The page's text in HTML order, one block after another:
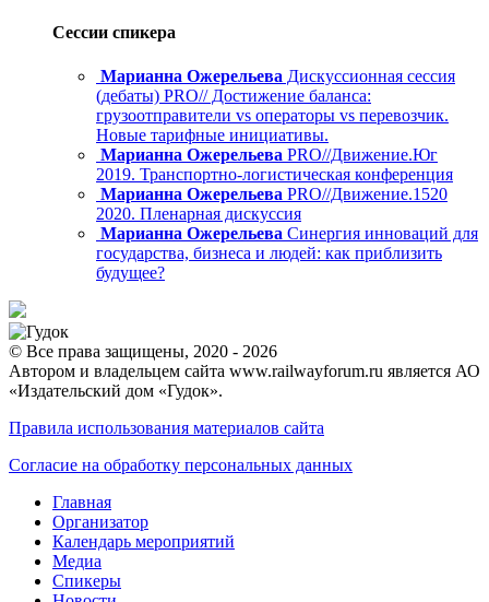
Сессии спикера
Марианна Ожерельева Дискуссионная сессия
(дебаты) PRO// Достижение баланса:
грузоотправители vs операторы vs перевозчик.
Новые тарифные инициативы.
Марианна Ожерельева PRO//Движение.Юг
2019. Транспортно-логистическая конференция
Марианна Ожерельева PRO//Движение.1520
2020. Пленарная дискуссия
Марианна Ожерельева Синергия инноваций для
государства, бизнеса и людей: как приблизить
будущее?
© Все права защищены, 2020 - 2026
Автором и владельцем сайта www.railwayforum.ru является АО
«Издательский дом «Гудок».
Правила использования материалов сайта
Согласие на обработку персональных данных
Главная
Организатор
Календарь мероприятий
Медиа
Спикеры